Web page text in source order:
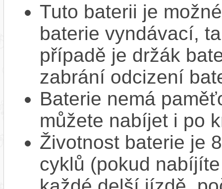
Tuto baterii je
baterie vyndávací,
případě je držák
zabrání odcizení
Baterie nemá
můžete nabíjet i po
Životnost baterie je
cyklů (pokud